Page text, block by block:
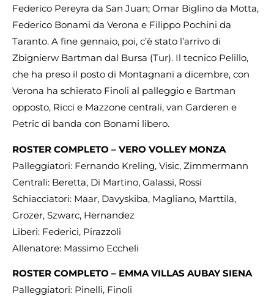
Federico Pereyra da San Juan; Omar Biglino da Motta,
Federico Bonami da Verona e Filippo Pochini da
Taranto. A fine gennaio, poi, c’è stato l’arrivo di
Zbignierw Bartman dal Bursa (Tur). Il tecnico Pelillo,
che ha preso il posto di Montagnani a dicembre, con
Verona ha schierato Finoli al palleggio e Bartman
opposto, Ricci e Mazzone centrali, van Garderen e
Petric di banda con Bonami libero.
ROSTER COMPLETO – VERO VOLLEY MONZA
Palleggiatori: Fernando Kreling, Visic, Zimmermann
Centrali: Beretta, Di Martino, Galassi, Rossi
Schiacciatori: Maar, Davyskiba, Magliano, Marttila,
Grozer, Szwarc, Hernandez
Liberi: Federici, Pirazzoli
Allenatore: Massimo Eccheli
ROSTER COMPLETO – EMMA VILLAS AUBAY SIENA
Palleggiatori: Pinelli, Finoli